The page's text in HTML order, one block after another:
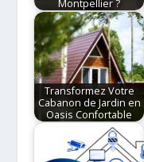
Montpellier ?
Transformez Votre
Cabanon de Jardin en
Oasis Confortable